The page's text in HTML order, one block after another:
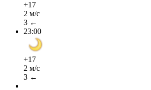
+17
2 м/с
З ←
23:00
+17
2 м/с
З ←